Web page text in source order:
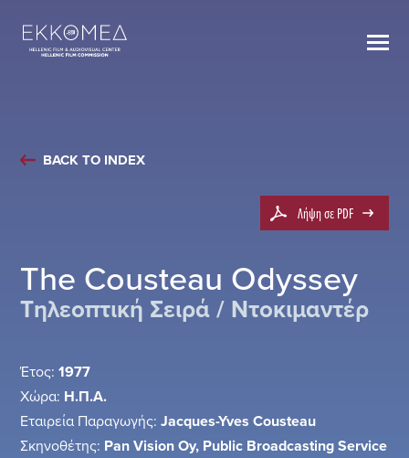
BACK TO INDEX
Λήψη σε PDF
The Cousteau Odyssey
Τηλεοπτική Σειρά / Ντοκιμαντέρ
Έτος: 1977
Χώρα: Η.Π.Α.
Εταιρεία Παραγωγής: Jacques-Yves Cousteau
Σκηνοθέτης: Pan Vision Oy, Public Broadcasting Service